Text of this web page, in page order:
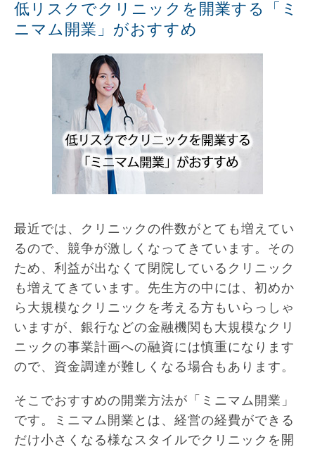
低リスクでクリニックを開業する「ミ
ニマム開業」がおすすめ
最近では、クリニックの件数がとても増えてい
るので、競争が激しくなってきています。その
ため、利益が出なくて閉院しているクリニック
も増えてきています。先生方の中には、初めか
ら大規模なクリニックを考える方もいらっしゃ
いますが、銀行などの金融機関も大規模なクリ
ニックの事業計画への融資には慎重になります
ので、資金調達が難しくなる場合もあります。
そこでおすすめの開業方法が「ミニマム開業」
です。ミニマム開業とは、経営の経費ができる
だけ小さくなる様なスタイルでクリニックを開